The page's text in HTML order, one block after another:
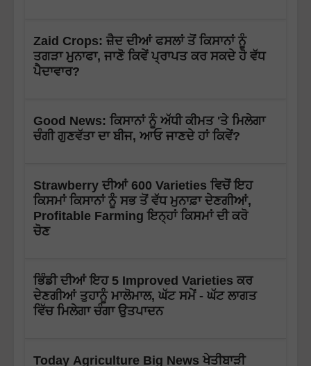
Zaid Crops: ਜ਼ੈਦ ਦੀਆਂ ਫਸਲਾਂ ਤੋਂ ਕਿਸਾਨਾਂ ਨੂੰ
ਤਗੜਾ ਮੁਨਾਫਾ, ਜਾਣੋ ਕਿਵੇਂ ਪ੍ਰਾਪਤ ਕਰ ਸਕਦੇ ਹੋ ਵੱਧ
ਪੈਦਾਵਾਰ?
Good News: ਕਿਸਾਨਾਂ ਨੂੰ ਅੱਧੀ ਕੀਮਤ 'ਤੇ ਮਿਲੇਗਾ
ਚੰਗੀ ਗੁਣਵੱਤਾ ਦਾ ਬੀਜ, ਆਓ ਜਾਣਦੇ ਹਾਂ ਕਿਵੇਂ?
Strawberry ਦੀਆਂ 600 Varieties ਵਿਚੋਂ ਇਹ
ਕਿਸਮਾਂ ਕਿਸਾਨਾਂ ਨੂੰ ਸਭ ਤੋਂ ਵੱਧ ਮੁਨਾਫ਼ਾ ਦੇਣਗੀਆਂ,
Profitable Farming ਇਨ੍ਹਾਂ ਕਿਸਮਾਂ ਦੀ ਕਰੋ
ਚੋਣ
ਭਿੰਡੀ ਦੀਆਂ ਇਹ 5 Improved Varieties ਕਰ
ਦੇਣਗੀਆਂ ਤੁਹਾਨੂੰ ਮਾਲੋਮਾਲ, ਘੱਟ ਸਮੇਂ - ਘੱਟ ਲਾਗਤ
ਵਿੱਚ ਮਿਲੇਗਾ ਚੰਗਾ ਉਤਪਾਦਨ
Today Agriculture Big News ਖੇਤੀਬਾੜੀ